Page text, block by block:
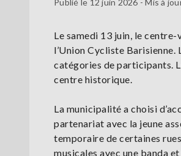
Publié le 12 juin 2026 - Mis à
Le samedi 13 juin, le
l’Union Cycliste Barisienne.
catégories de participants.
centre historique.
La municipalité a choisi
partenariat avec la jeune
temporaire de certaines
musicales avec une banda